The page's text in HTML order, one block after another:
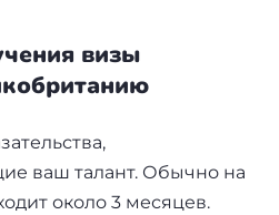
визы
ваш талант. Обычно на
около 3 месяцев.